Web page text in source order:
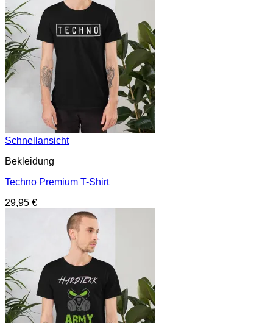
Schnellansicht
Bekleidung
Techno Premium T-Shirt
29,95 €